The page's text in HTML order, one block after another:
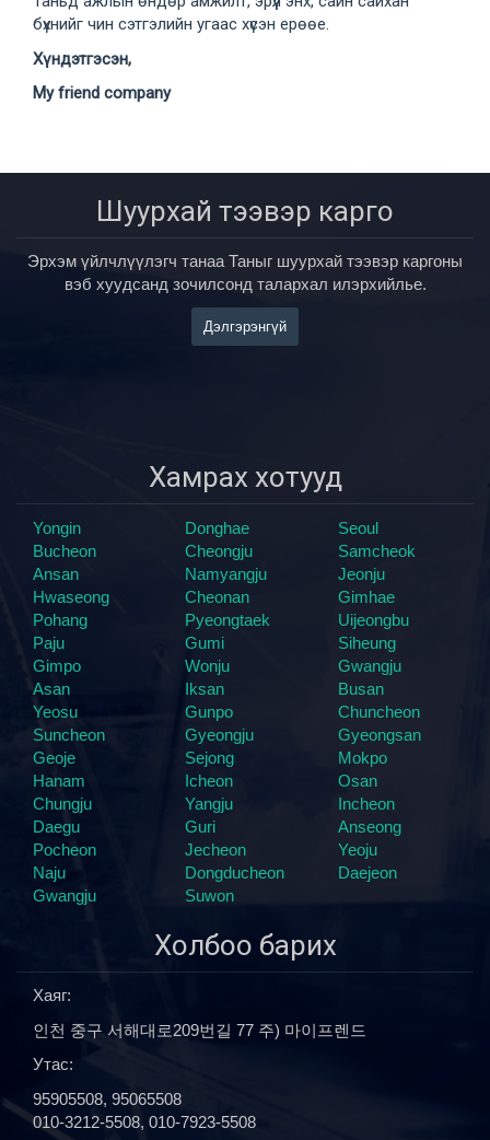
бүхнийг чин сэтгэлийн угаас хүсэн ерөөе.
Хүндэтгэсэн,
My friend company
Шуурхай тээвэр карго
Эрхэм үйлчлүүлэгч танаа Таныг шуурхай тээвэр каргоны
вэб хуудсанд зочилсонд талархал илэрхийлье.
Дэлгэрэнгүй
Хамрах хотууд
Yongin Donghae
Seoul
Bucheon
Cheongju
Samcheok
Ansan
Namyangju
Jeonju
Hwaseong
Cheonan
Gimhae
Pohang
Pyeongtaek
Uijeongbu
Paju
Gumi
Siheung
Gimpo
Wonju
Gwangju
Asan
Iksan
Busan
Yeosu
Gunpo
Chuncheon
Suncheon
Gyeongju
Gyeongsan
Geoje
Sejong
Mokpo
Hanam
Icheon
Osan
Chungju
Yangju
Incheon
Daegu
Guri
Anseong
Pocheon
Jecheon
Yeoju
Naju
Dongducheon
Daejeon
Gwangju
Suwon
Холбоо барих
Хаяг:
인천 중구 서해대로209번길 77 주) 마이프렌드
Утас:
95905508, 95065508
010-3212-5508, 010-7923-5508